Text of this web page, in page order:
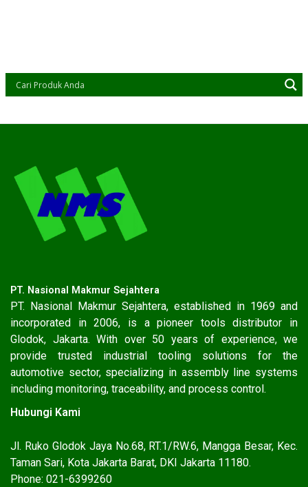
PT. Nasional Makmur Sejahtera
PT. Nasional Makmur Sejahtera, established in 1969 and
incorporated in 2006, is a pioneer tools distributor in
Glodok, Jakarta. With over 50 years of experience, we
provide trusted industrial tooling solutions for the
automotive sector, specializing in assembly line systems
including monitoring, traceability, and process control.
Hubungi Kami
Jl. Ruko Glodok Jaya No.68, RT.1/RW.6, Mangga Besar, Kec.
Taman Sari, Kota Jakarta Barat, DKI Jakarta 11180.
Phone: 021-6399260